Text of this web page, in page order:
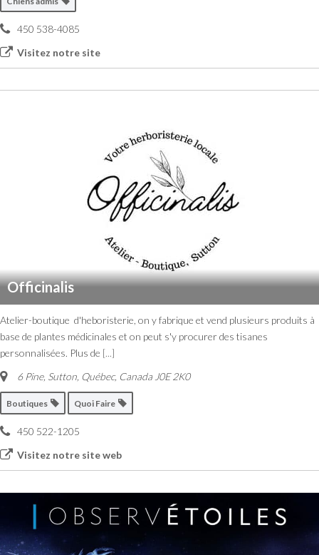
450 538-4085
Visitez notre site
Officinalis
Atelier-boutique d'heboristerie, on y fabrique et vend plusieurs produits à
base de plantes médicinales et on peut s'y procurer des tisanes
personnalisées. Plus de [...]
6 Pine, Sutton, Québec, Canada J0E 2K0
Boutiques Quoi Faire
450 522-1205
Visitez notre site web